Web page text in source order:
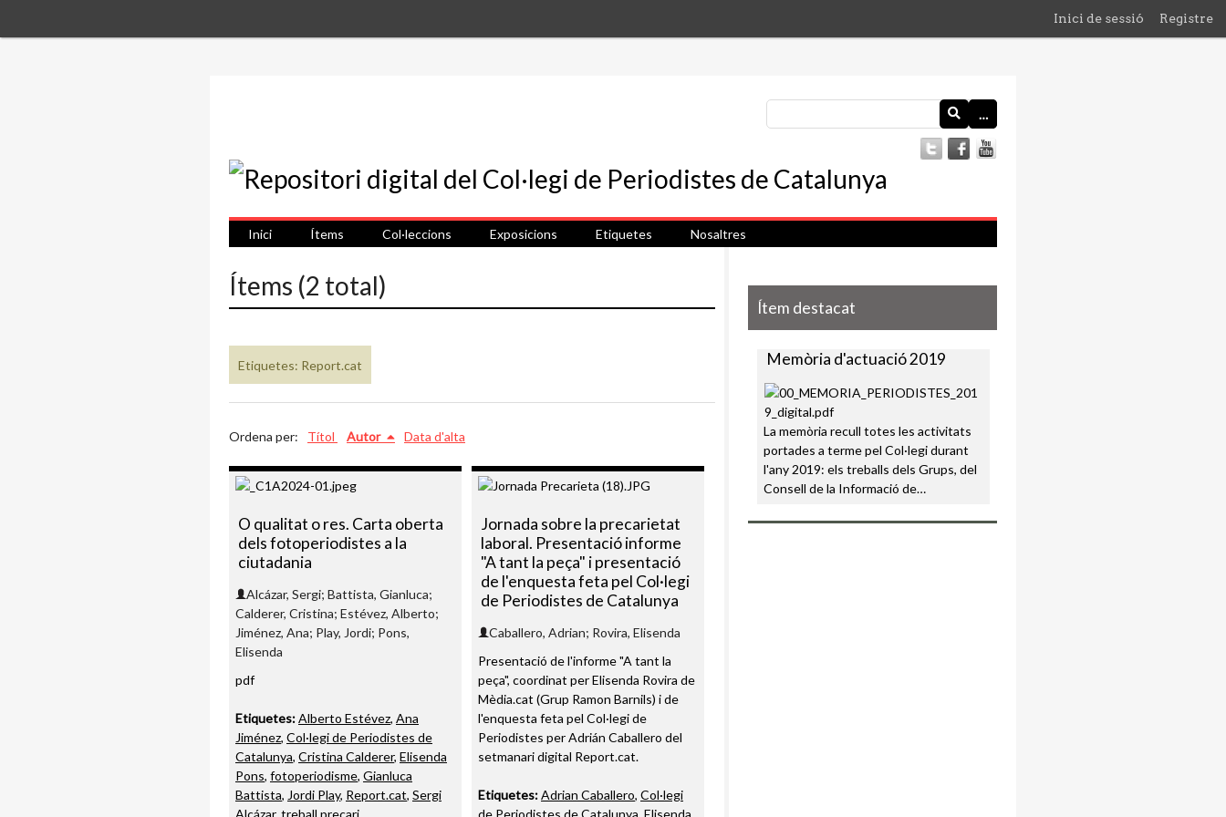
Inici de sessió Registre
…
Inici Ítems Col·leccions Exposicions Etiquetes Nosaltres
Ítems (2 total)
Etiquetes: Report.cat
Ordena per: Títol Autor Data d'alta
O qualitat o res. Carta oberta
dels fotoperiodistes a la
ciutadania
Alcázar, Sergi; Battista, Gianluca;
Calderer, Cristina; Estévez, Alberto;
Jiménez, Ana; Play, Jordi; Pons,
Elisenda
pdf
Etiquetes:Alberto Estévez, Ana
Jiménez, Col·legi de Periodistes de
Catalunya, Cristina Calderer, Elisenda
Pons, fotoperiodisme, Gianluca
Battista, Jordi Play, Report.cat, Sergi
Alcázar, treball precari
Jornada sobre la precarietat
laboral. Presentació informe
"A tant la peça" i presentació
de l'enquesta feta pel Col·legi
de Periodistes de Catalunya
Caballero, Adrian; Rovira, Elisenda
Presentació de l'informe "A tant la
peça", coordinat per Elisenda Rovira de
Mèdia.cat (Grup Ramon Barnils) i de
l'enquesta feta pel Col·legi de
Periodistes per Adrián Caballero del
setmanari digital Report.cat.
Etiquetes:Adrian Caballero, Col·legi
de Periodistes de Catalunya Elisenda
Ítem destacat
Memòria d'actuació 2019
La memòria recull totes les activitats
portades a terme pel Col·legi durant
l'any 2019: els treballs dels Grups, del
Consell de la Informació de…